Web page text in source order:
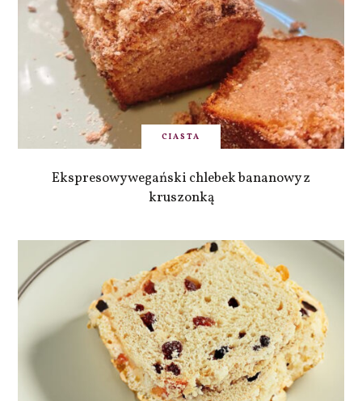
CIASTA
Ekspresowy wegański chlebek bananowy z
kruszonką